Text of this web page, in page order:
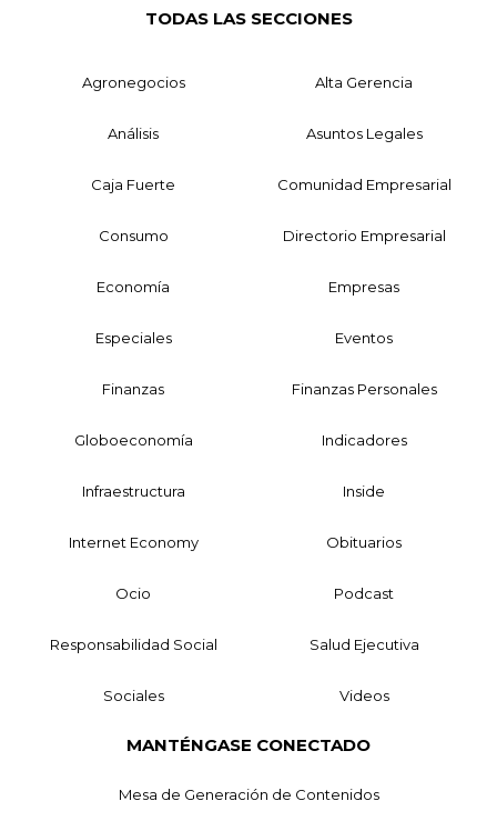
TODAS LAS SECCIONES
Agronegocios Alta Gerencia
Análisis Asuntos Legales
Caja Fuerte Comunidad Empresarial
Consumo Directorio Empresarial
Economía Empresas
Especiales Eventos
Finanzas Finanzas Personales
Globoeconomía Indicadores
Infraestructura Inside
Internet Economy Obituarios
Ocio Podcast
Responsabilidad Social Salud Ejecutiva
Sociales Videos
MANTÉNGASE CONECTADO
Mesa de Generación de Contenidos